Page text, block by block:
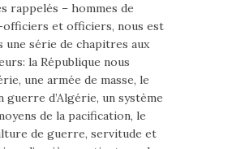
rappelés – hommes de
et officiers, nous est
une série de chapitres aux
la République nous
une armée de masse, le
guerre d’Algérie, un système
de la pacification, le
de guerre, servitude et